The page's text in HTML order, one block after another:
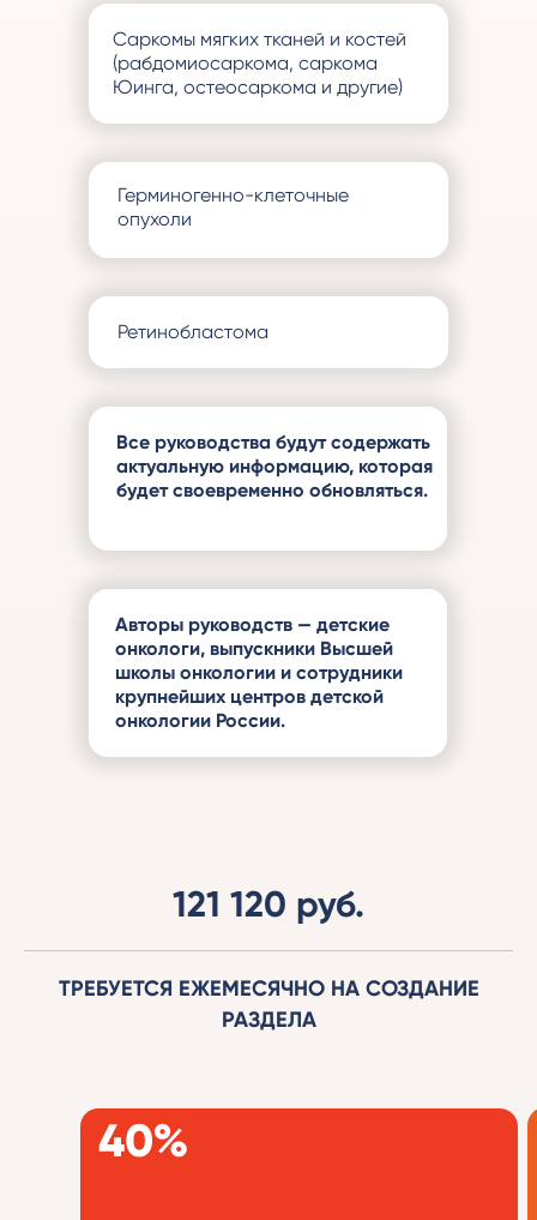
Герминогенно-клеточные
опухоли
Авторы руководств — детские
онкологи, выпускники Высшей
школы онкологии и сотрудники
крупнейших центров детской
онкологии России.
Все руководства будут содержать
актуальную информацию, которая
будет своевременно обновляться.
Саркомы мягких тканей и костей
(рабдомиосаркома, саркома
Юинга, остеосаркома и другие)
Ретинобластома
121 120 руб.
ТРЕБУЕТСЯ ЕЖЕМЕСЯЧНО НА СОЗДАНИЕ
РАЗДЕЛА